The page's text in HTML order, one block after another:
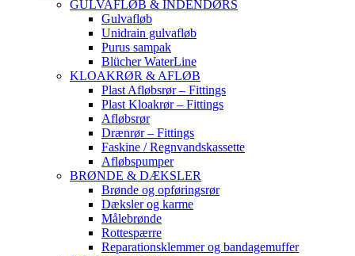
GULVAFLØB & INDENDØRS
Gulvafløb
Unidrain gulvafløb
Purus sampak
Blücher WaterLine
KLOAKRØR & AFLØB
Plast Afløbsrør – Fittings
Plast Kloakrør – Fittings
Afløbsrør
Drænrør – Fittings
Faskine / Regnvandskassette
Afløbspumper
BRØNDE & DÆKSLER
Brønde og opføringsrør
Dæksler og karme
Målebrønde
Rottespærre
Reparationsklemmer og bandagemuffer